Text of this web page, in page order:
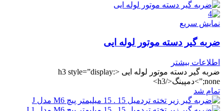
نمایش سریع
ضربه گیر دسته موتور لوله ایی
اطلاعات بیشتر
ضربه گیر دسته موتور لوله ایی <h3 style=”display:
none;”>دمپینگ</h3>
تمام شد